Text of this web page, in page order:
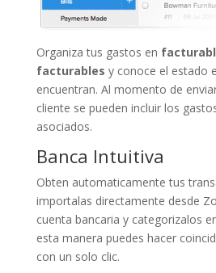
Organiza tus gastos en
facturables y conoce el estado
encuentran. Al momento de
cliente se pueden incluir los
asociados.
Banca Intuitiva
Obten automaticamente tus
importalas directamente desde
cuenta bancaria y categorizalos
esta manera puedes hacer
con un solo clic.